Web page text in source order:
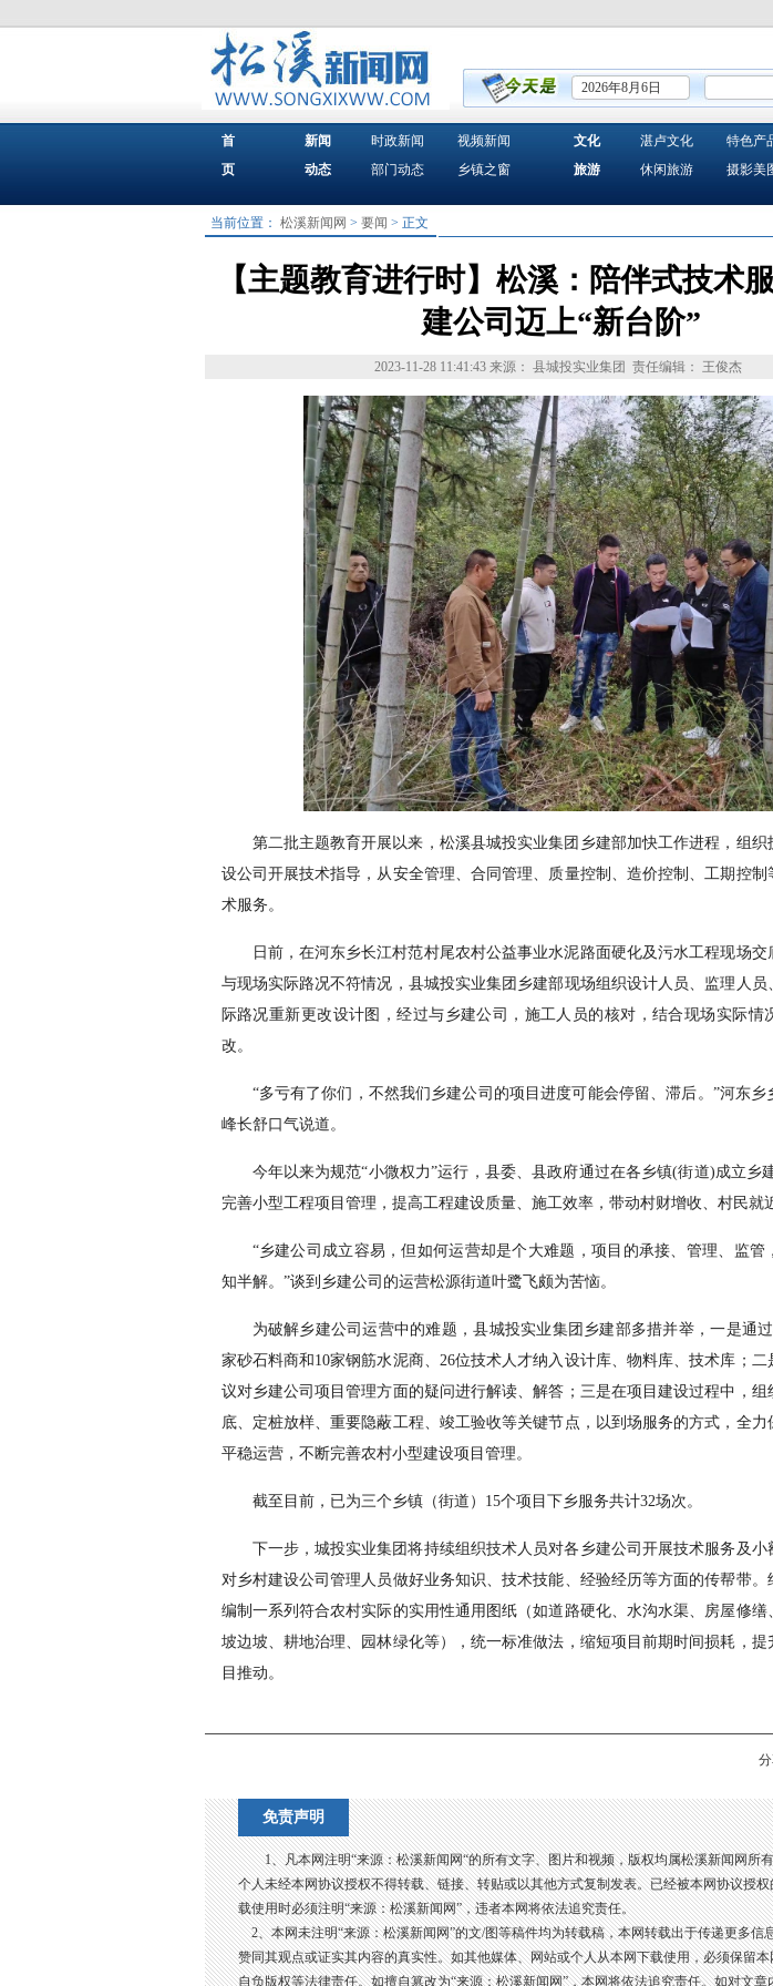
2026年8月6日
首
页
新闻
动态
时政新闻
部门动态
视频新闻
乡镇之窗
文化
旅游
湛卢文化
休闲旅游
特色产
摄影美
当前位置： 松溪新闻网 > 要闻 > 正文
【主题教育进行时】松溪：陪伴式技术
建公司迈上“新台阶”
2023-11-28 11:41:43 来源： 县城投实业集团 责任编辑： 王俊杰
第二批主题教育开展以来，松溪县城投实业集团乡建部加快工作进程，组织
设公司开展技术指导，从安全管理、合同管理、质量控制、造价控制、工期控制
术服务。
日前，在河东乡长江村范村尾农村公益事业水泥路面硬化及污水工程现场交
与现场实际路况不符情况，县城投实业集团乡建部现场组织设计人员、监理人员
际路况重新更改设计图，经过与乡建公司，施工人员的核对，结合现场实际情
改。
“多亏有了你们，不然我们乡建公司的项目进度可能会停留、滞后。”河东
峰长舒口气说道。
今年以来为规范“小微权力”运行，县委、县政府通过在各乡镇(街道)成立乡
完善小型工程项目管理，提高工程建设质量、施工效率，带动村财增收、村民就
“乡建公司成立容易，但如何运营却是个大难题，项目的承接、管理、监管
知半解。”谈到乡建公司的运营松源街道叶鹭飞颇为苦恼。
为破解乡建公司运营中的难题，县城投实业集团乡建部多措并举，一是通
家砂石料商和10家钢筋水泥商、26位技术人才纳入设计库、物料库、技术库；
议对乡建公司项目管理方面的疑问进行解读、解答；三是在项目建设过程中，组
底、定桩放样、重要隐蔽工程、竣工验收等关键节点，以到场服务的方式，全力
平稳运营，不断完善农村小型建设项目管理。
截至目前，已为三个乡镇（街道）15个项目下乡服务共计32场次。
下一步，城投实业集团将持续组织技术人员对各乡建公司开展技术服务及小
对乡村建设公司管理人员做好业务知识、技术技能、经验经历等方面的传帮带。
编制一系列符合农村实际的实用性通用图纸（如道路硬化、水沟水渠、房屋修缮
坡边坡、耕地治理、园林绿化等），统一标准做法，缩短项目前期时间损耗，提
目推动。
分
免责声明
1、凡本网注明“来源：松溪新闻网“的所有文字、图片和视频，版权均属松溪新闻网所
个人未经本网协议授权不得转载、链接、转贴或以其他方式复制发表。已经被本网协议授
载使用时必须注明“来源：松溪新闻网”，违者本网将依法追究责任。
2、本网未注明“来源：松溪新闻网”的文/图等稿件均为转载稿，本网转载出于传递更多信
赞同其观点或证实其内容的真实性。如其他媒体、网站或个人从本网下载使用，必须保留本
自负版权等法律责任。如擅自篡改为“来源：松溪新闻网”，本网将依法追究责任。如对文章